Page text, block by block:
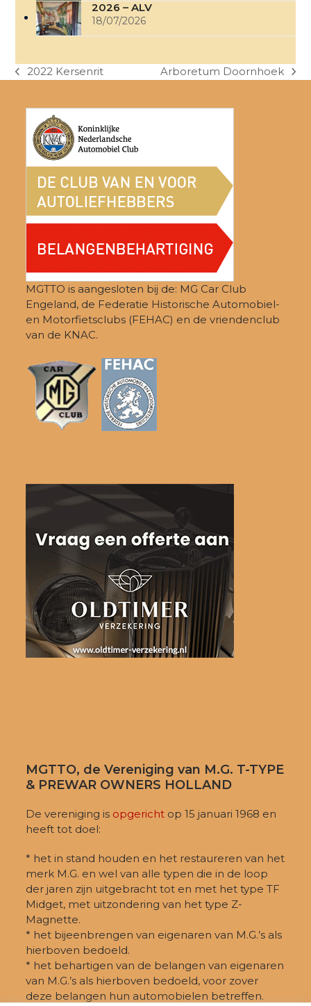
2026 – ALV
18/07/2026
previous
2022 Kersenrit
next
Arboretum Doornhoek
MGTTO is aangesloten bij de: MG Car Club
Engeland, de Federatie Historische Automobiel-
en Motorfietsclubs (FEHAC) en de vriendenclub
van de KNAC.
MGTTO, de Vereniging van M.G. T-TYPE
& PREWAR OWNERS HOLLAND
De vereniging is opgericht op 15 januari 1968 en
heeft tot doel:
* het in stand houden en het restaureren van het
merk M.G. en wel van alle typen die in de loop
der jaren zijn uitgebracht tot en met het type TF
Midget, met uitzondering van het type Z-
Magnette.
* het bijeenbrengen van eigenaren van M.G.’s als
hierboven bedoeld.
* het behartigen van de belangen van eigenaren
van M.G.’s als hierboven bedoeld, voor zover
deze belangen hun automobielen betreffen.